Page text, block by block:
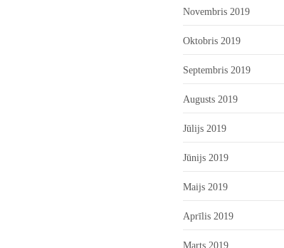
Novembris 2019
Oktobris 2019
Septembris 2019
Augusts 2019
Jūlijs 2019
Jūnijs 2019
Maijs 2019
Aprīlis 2019
Marts 2019